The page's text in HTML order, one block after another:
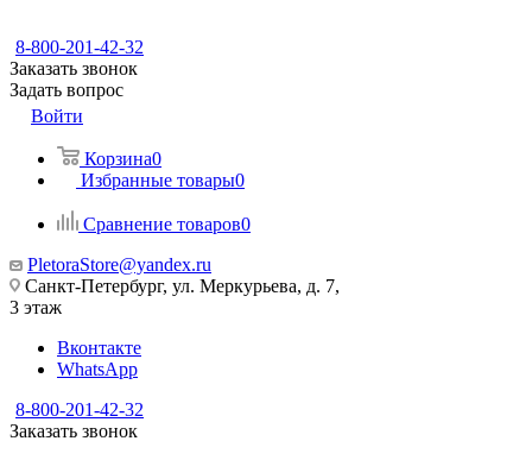
8-800-201-42-32
Заказать звонок
Задать вопрос
Войти
Корзина0
Избранные товары0
Сравнение товаров0
PletoraStore@yandex.ru
Санкт-Петербург, ул. Меркурьева, д. 7,
3 этаж
Вконтакте
WhatsApp
8-800-201-42-32
Заказать звонок